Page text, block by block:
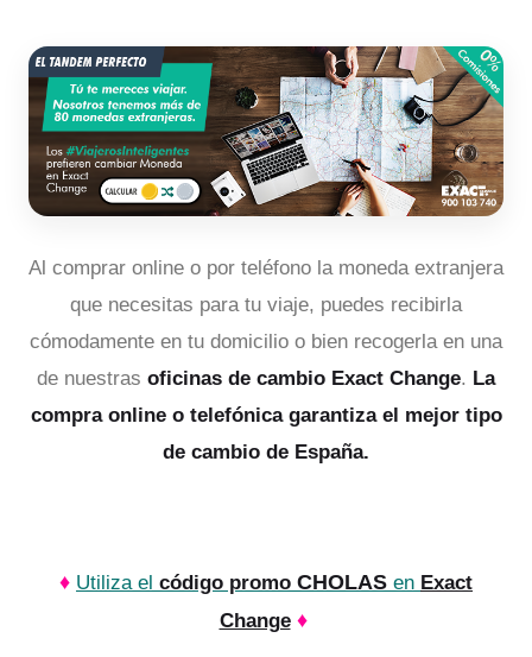
Al comprar online o por teléfono la moneda extranjera
que necesitas para tu viaje, puedes recibirla
cómodamente en tu domicilio o bien recogerla en una
de nuestras oficinas de cambio Exact Change. La
compra online o telefónica garantiza el mejor tipo
de cambio de España.
♦ Utiliza el código promo CHOLAS en Exact
Change ♦